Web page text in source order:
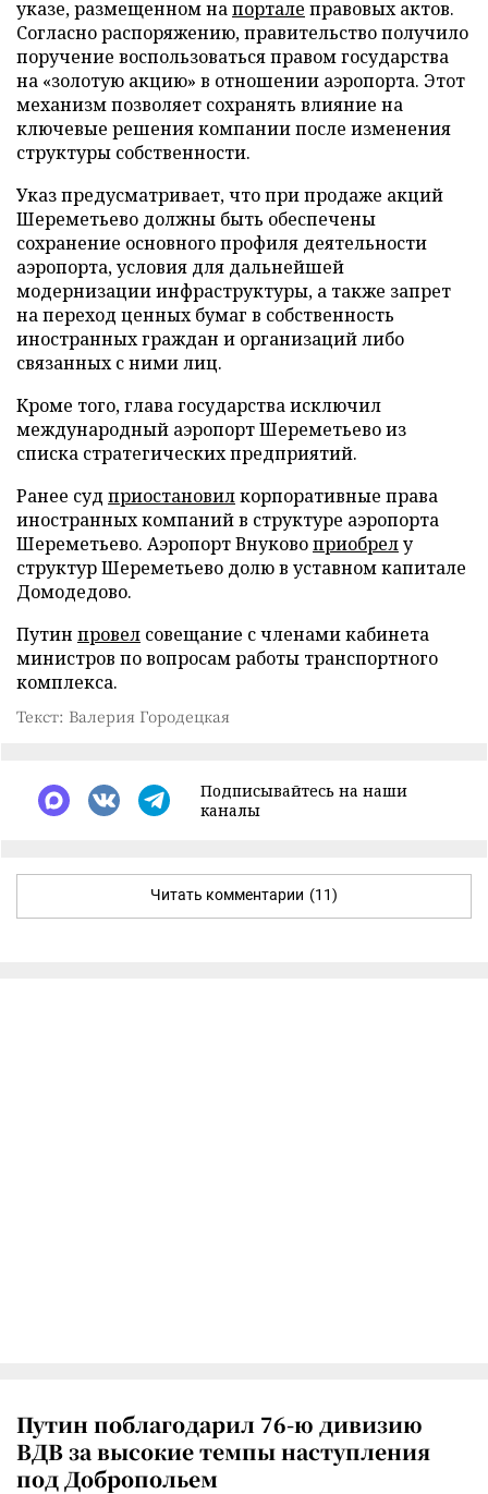
указе, размещенном напортале правовых актов.
Согласно распоряжению, правительство получило
поручение воспользоваться правом государства
на «золотую акцию» в отношении аэропорта. Этот
механизм позволяет сохранять влияние на
ключевые решения компании после изменения
структуры собственности.
Указ предусматривает, что при продаже акций
Шереметьево должны быть обеспечены
сохранение основного профиля деятельности
аэропорта, условия для дальнейшей
модернизации инфраструктуры, а также запрет
на переход ценных бумаг в собственность
иностранных граждан и организаций либо
связанных с ними лиц.
Кроме того, глава государства исключил
международный аэропорт Шереметьево из
списка стратегических предприятий.
Ранее суд приостановилкорпоративные права
иностранных компаний в структуре аэропорта
Шереметьево. Аэропорт Внуковоприобрелу
структур Шереметьево долю в уставном капитале
Домодедово.
Путин провел совещание с членами кабинета
министров по вопросам работы транспортного
комплекса.
Текст: Валерия Городецкая
Подписывайтесь на наши
каналы
Читать комментарии (11)
Путин поблагодарил 76-ю дивизию
ВДВ за высокие темпы наступления
под Добропольем